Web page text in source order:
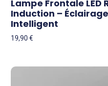
Lampe Frontale LED
Induction –
Intelligent
19,90€